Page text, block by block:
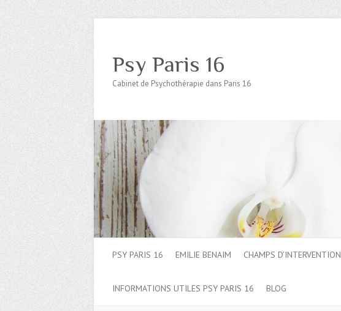
Psy Paris 16
Cabinet de Psychothérapie dans Paris 16
PSY PARIS 16 EMILIE BENAIM CHAMPS D’INTERVENTION
INFORMATIONS UTILES PSY PARIS 16 BLOG